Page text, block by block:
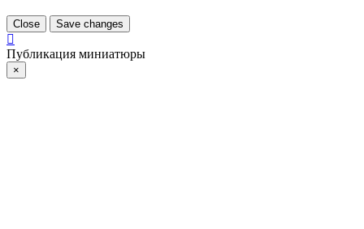
Close Save changes
Публикация миниатюры
×